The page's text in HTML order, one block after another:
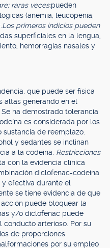
raras veces:pueden
(anemia, leucopenia,
Los primeros indicios pueden
superficiales en la lengua,
hemorragias nasales y
que puede ser física
altas generando en el
ha demostrado tolerancia
es considerada por los
de reemplazo.
y sedantes se inclinan
a la codeína. Restricciones
con la evidencia clínica
diclofenac-codeína
efectiva durante el
se tiene evidencia de que
puede bloquear la
y/o diclofenac puede
arterioso. Por su
de proporciones
por su empleo